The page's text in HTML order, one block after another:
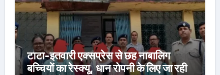
टाटा-इतवारी एक्सप्रेस से छह नाबालिग
बच्चियों का रेस्क्यू, धान रोपनी के लिए जा रही